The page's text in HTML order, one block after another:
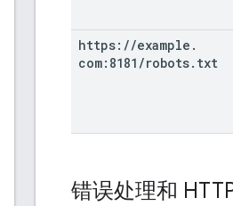
https: //example .
com:8181 /robots. txt
错误处理和